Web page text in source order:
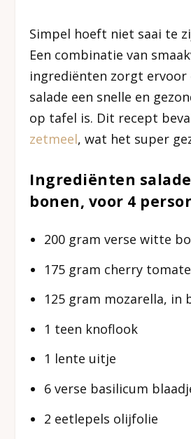
Simpel hoeft niet saai te
Een combinatie van
ingrediënten zorgt ervoor
salade een snelle en
op tafel is. Dit recept
zetmeel, wat het super
Ingrediënten
bonen, voor 4
200 gram verse witte
175 gram cherry
125 gram mozarella, in
1 teen knoflook
1 lente uitje
6 verse basilicum
2 eetlepels olijfolie